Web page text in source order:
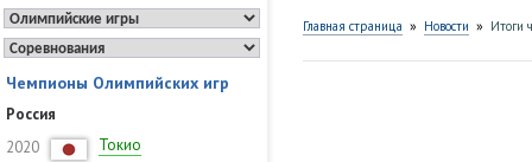
Чемпионы Олимпийских игр
Россия
2020
Токио
Главная страница » Новости » Итоги